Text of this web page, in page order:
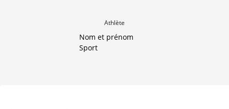
Athlète
Nom et prénom
Sport